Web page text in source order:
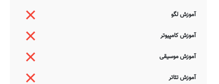
آموزش لگو
آموزش کامپیوتر
آموزش موسیقی
آموزش تئاتر